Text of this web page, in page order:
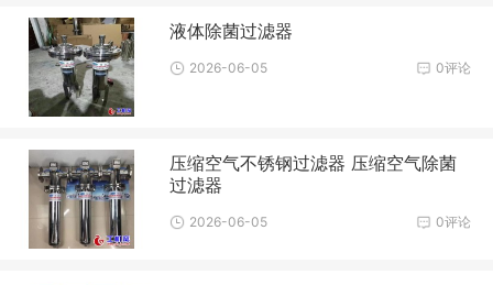
液体除菌过滤器
0评论
2026-06-05
压缩空气不锈钢过滤器 压缩空气除菌
过滤器
0评论
2026-06-05